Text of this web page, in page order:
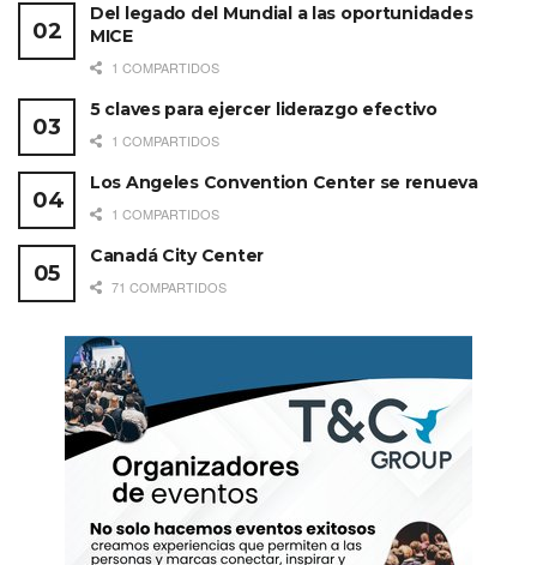
Del legado del Mundial a las oportunidades
MICE
1 COMPARTIDOS
5 claves para ejercer liderazgo efectivo
1 COMPARTIDOS
Los Angeles Convention Center se renueva
1 COMPARTIDOS
Canadá City Center
71 COMPARTIDOS